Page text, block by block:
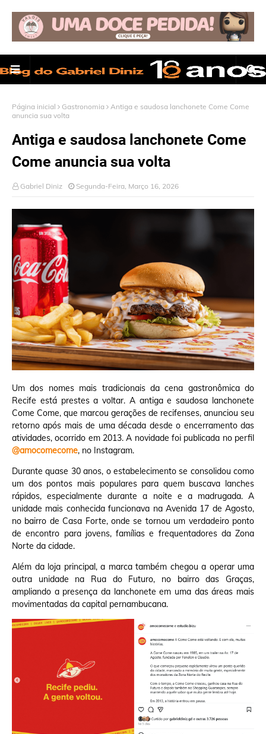
Página inicial Gastronomia
Antiga e saudosa lanchonete Come Come
anuncia sua volta
Antiga e saudosa lanchonete Come
Come anuncia sua volta
Gabriel Diniz Segunda-Feira, Março 16, 2026
Um dos nomes mais tradicionais da cena gastronômica do
Recife está prestes a voltar. A antiga e saudosa lanchonete
Come Come, que marcou gerações de recifenses, anunciou seu
retorno após mais de uma década desde o encerramento das
atividades, ocorrido em 2013. A novidade foi publicada no perfil
@amocomecome, no Instagram.
Durante quase 30 anos, o estabelecimento se consolidou como
um dos pontos mais populares para quem buscava lanches
rápidos, especialmente durante a noite e a madrugada. A
unidade mais conhecida funcionava na Avenida 17 de Agosto,
no bairro de Casa Forte, onde se tornou um verdadeiro ponto
de encontro para jovens, famílias e frequentadores da Zona
Norte da cidade.
Além da loja principal, a marca também chegou a operar uma
outra unidade na Rua do Futuro, no bairro das Graças,
ampliando a presença da lanchonete em uma das áreas mais
movimentadas da capital pernambucana.